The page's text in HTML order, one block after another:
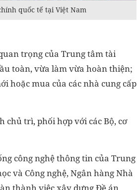
quốc tế tại Việt Nam
trọng của Trung tâm tài
toàn, vừa làm vừa hoàn thiện;
hoặc mua của các nhà cung cấp
chủ trì, phối hợp với các Bộ, cơ
công nghệ thông tin của Trung
và Công nghệ, Ngân hàng Nhà
thành việc xây dựng Đề án